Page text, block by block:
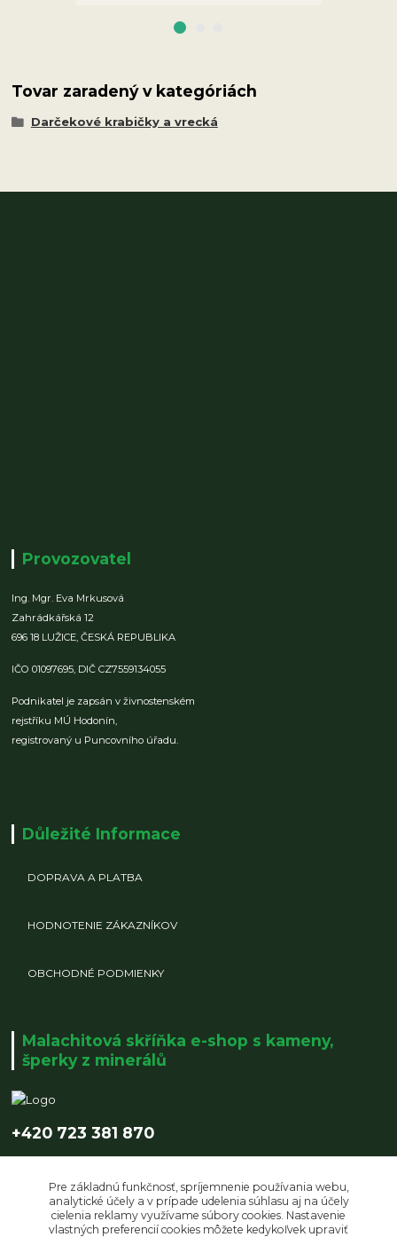
Tovar zaradený v kategóriách
Darčekové krabičky a vrecká
Provozovatel
Ing. Mgr. Eva Mrkusová
Zahrádkářská 12
696 18 LUŽICE,ČESKÁ REPUBLIKA
IČO 01097695, DIČ CZ7559134055
Podnikatel je zapsán v živnostenském
rejstříku MÚ Hodonín,
registrovaný u Puncovního úřadu.
Důležité Informace
DOPRAVA A PLATBA
HODNOTENIE ZÁKAZNÍKOV
OBCHODNÉ PODMIENKY
Malachitová skříňka e-shop s kameny,
šperky z minerálů
+420 723 381 870
Pre základnú funkčnosť, spríjemnenie používania webu,
analytické účely a v prípade udelenia súhlasu aj na účely
cielenia reklamy využívame súbory cookies. Nastavenie
vlastných preferencií cookies môžete kedykoľvek upraviť